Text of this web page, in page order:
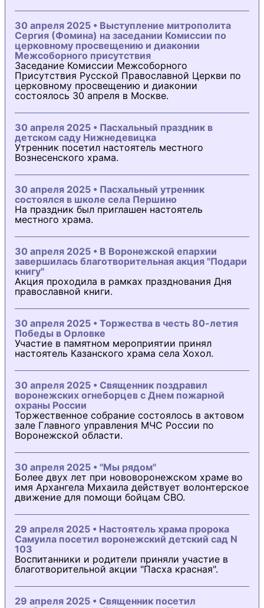
30 апреля 2025 • Выступление митрополита
Сергия (Фомина) на заседании Комиссии по
церковному просвещению и диаконии
Межсоборного присутствия
Заседание Комиссии Межсоборного
Присутствия Русской Православной Церкви по
церковному просвещению и диаконии
состоялось 30 апреля в Москве.
30 апреля 2025 • Пасхальный праздник в
детском саду Нижнедевицка
Утренник посетил настоятель местного
Вознесенского храма.
30 апреля 2025 • Пасхальный утренник
состоялся в школе села Першино
На праздник был приглашен настоятель
местного храма.
30 апреля 2025 • В Воронежской епархии
завершилась благотворительная акция "Подари
книгу"
Акция проходила в рамках празднования Дня
православной книги.
30 апреля 2025 • Торжества в честь 80-летия
Победы в Орловке
Участие в памятном мероприятии принял
настоятель Казанского храма села Хохол.
30 апреля 2025 • Священник поздравил
воронежских огнеборцев с Днем пожарной
охраны России
Торжественное собрание состоялось в актовом
зале Главного управления МЧС России по
Воронежской области.
30 апреля 2025 • "Мы рядом"
Более двух лет при нововоронежском храме во
имя Архангела Михаила действует волонтерское
движение для помощи бойцам СВО.
29 апреля 2025 • Настоятель храма пророка
Самуила посетил воронежский детский сад N
103
Воспитанники и родители приняли участие в
благотворительной акции "Пасха красная".
29 апреля 2025 • Священник посетил